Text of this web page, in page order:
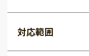
対応範囲